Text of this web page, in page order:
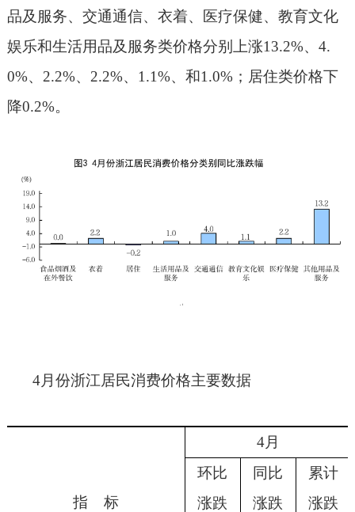
品及服务、交通通信、衣着、医疗保健、教育文化
娱乐和生活用品及服务类价格分别上涨13.2%、 4.
0%、 2.2%、 2.2%、 1.1%、和1.0%；居住类价格下
降0.2%。
4月份浙江居民消费价格主要数据
指 标
4月
环比
涨跌
同比
涨跌
累计
涨跌